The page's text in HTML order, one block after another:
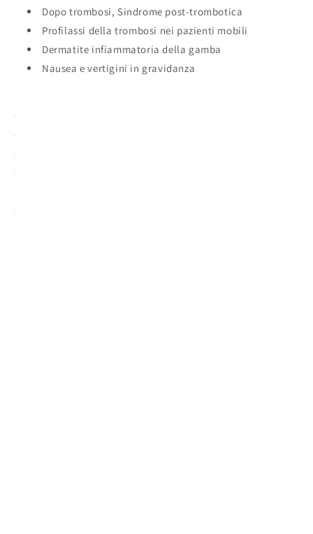
Dopo trombosi, Sindrome post-trombotica
Profilassi della trombosi nei pazienti mobili
Dermatite infiammatoria della gamba
Nausea e vertigini in gravidanza